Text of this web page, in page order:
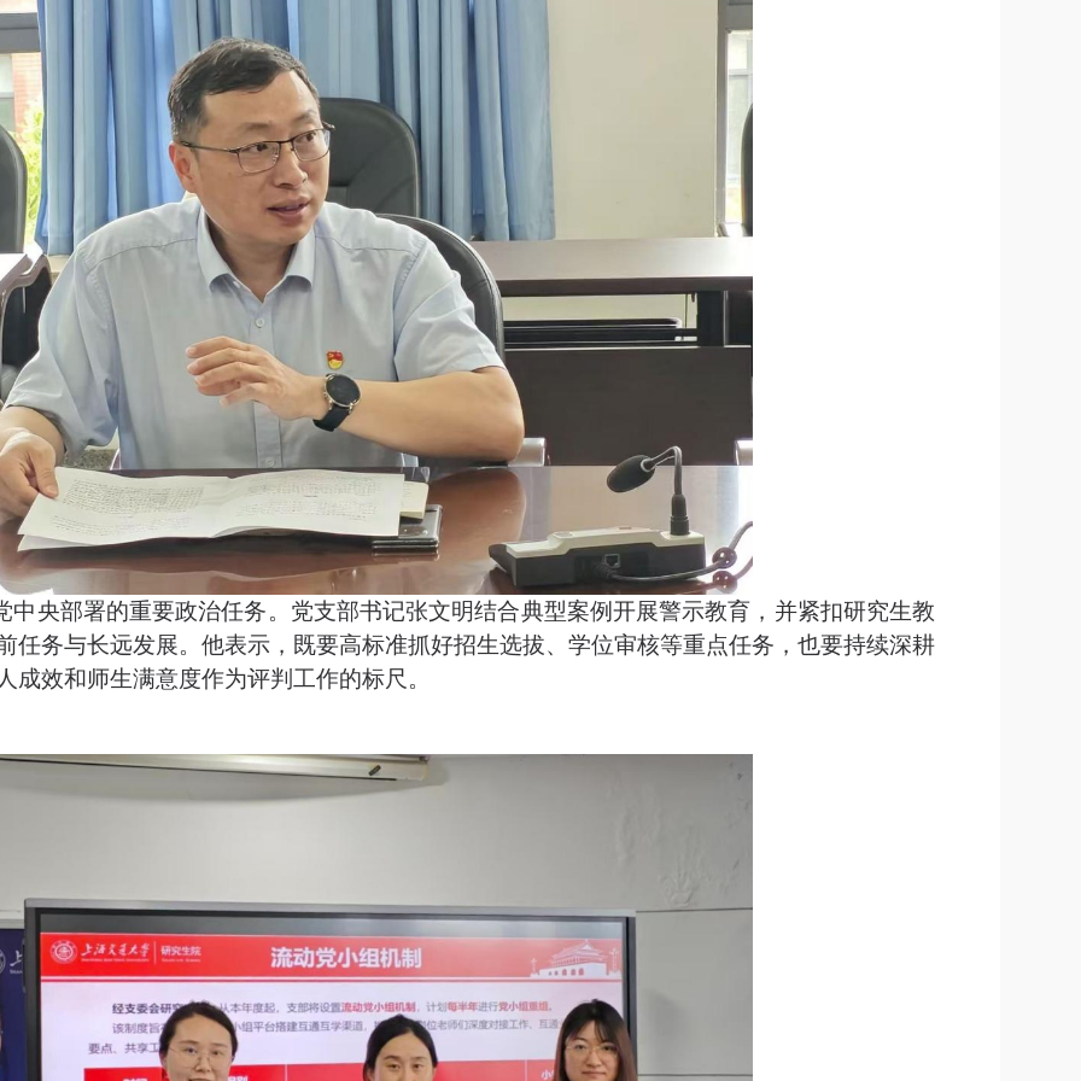
央部署的重要政治任务。 党支部书记张文明结合典型案例开展警示教育，并紧扣研究生教
任务与长远发展。他表示，既要高标准抓好招生选拔、学位审核等重点任务，也要持续深耕
效和师生满意度作为评判工作的标尺。